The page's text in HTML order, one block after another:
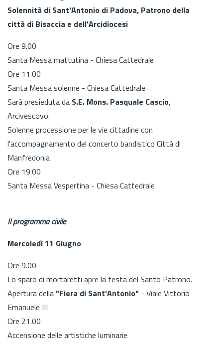
Solennità di Sant'Antonio di Padova, Patrono della
città di Bisaccia e dell'Arcidiocesi
Ore 9.00
Santa Messa mattutina - Chiesa Cattedrale
Ore 11.00
Santa Messa solenne - Chiesa Cattedrale
Sarà presieduta da S.E. Mons. Pasquale Cascio,
Arcivescovo.
Solenne processione per le vie cittadine con
l'accompagnamento del concerto bandistico Città di
Manfredonia
Ore 19.00
Santa Messa Vespertina - Chiesa Cattedrale
Il programma civile
Mercoledì 11 Giugno
Ore 9.00
Lo sparo di mortaretti apre la festa del Santo Patrono.
Apertura della "Fiera di Sant'Antonio" - Viale Vittorio
Emanuele III
Ore 21.00
Accensione delle artistiche luminarie